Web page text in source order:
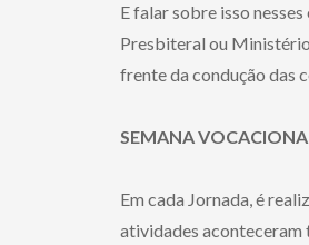
E falar sobre isso
Presbiteral ou Ministério
frente da condução das
SEMANA
Em cada Jornada, é
atividades aconteceram